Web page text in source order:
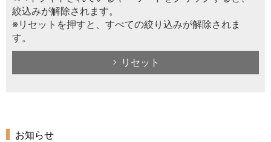
絞込みが解除されます。
※リセットを押すと、すべての絞り込みが解除されま
す。
リセット
お知らせ